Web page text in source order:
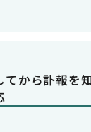
てから訃報を